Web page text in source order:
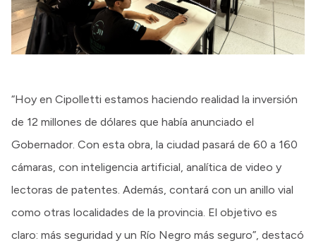
“Hoy en Cipolletti estamos haciendo realidad la inversión
de 12 millones de dólares que había anunciado el
Gobernador. Con esta obra, la ciudad pasará de 60 a 160
cámaras, con inteligencia artificial, analítica de video y
lectoras de patentes. Además, contará con un anillo vial
como otras localidades de la provincia. El objetivo es
claro: más seguridad y un Río Negro más seguro”, destacó